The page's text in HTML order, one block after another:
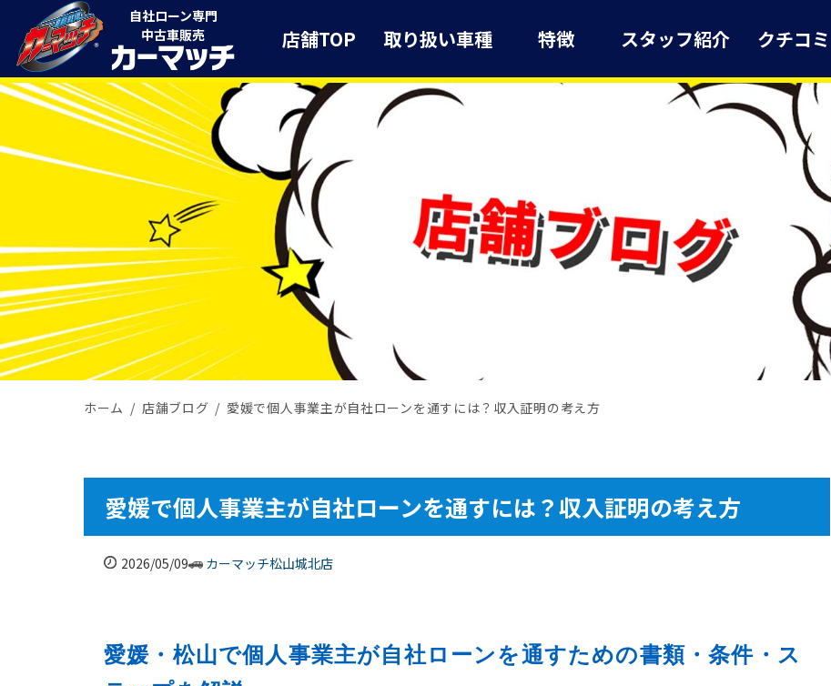
自社ローン専門
中古車販売
店舗TOP 取り扱い車種 特徴 スタッフ紹介 クチコミ
ホーム 店舗ブログ 愛媛で個人事業主が自社ローンを通すには？収入証明の考え方
愛媛で個人事業主が自社ローンを通すには？収入証明の考え方
2026/05/09 カーマッチ松山城北店
愛媛・松山で個人事業主が自社ローンを通すための書類・条件・ス